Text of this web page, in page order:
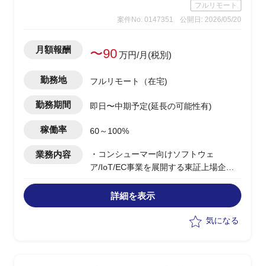
フルリモート
案件No. 0147351
公開日: 2026/05/20
月額報酬 〜90万円/月(税別)
勤務地 フルリモート（在宅)
勤務期間 即日〜中期予定(延長の可能性有)
稼働率 60～100%
業務内容
・コンシューマー向けソフトウェ
ア/IoT/EC事業を展開する東証上場企業
で新規事業創出の推進支援
・新規事業の企画/立案/事業性評価、市
場調査/仮説検証/PoCの企画/推進
詳細を表示
気になる